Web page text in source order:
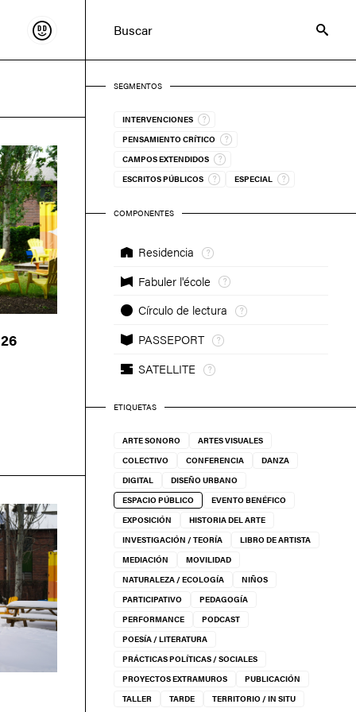
Sostenir Buscar
SEGMENTOS
INTERVENCIONES
PENSAMIENTO CRÍTICO
CAMPOS EXTENDIDOS
ESCRITOS PÚBLICOS
ESPECIAL
COMPONENTES
Residencia
Fabuler l'école
Círculo de lectura
PASSEPORT
SATELLITE
ETIQUETAS
ARTE SONORO
ARTES VISUALES
COLECTIVO
CONFERENCIA
DANZA
DIGITAL
DISEÑO URBANO
ESPACIO PÚBLICO
EVENTO BENÉFICO
EXPOSICIÓN
HISTORIA DEL ARTE
INVESTIGACIÓN / TEORÍA
LIBRO DE ARTISTA
MEDIACIÓN
MOVILIDAD
NATURALEZA / ECOLOGÍA
NIÑOS
PARTICIPATIVO
PEDAGOGÍA
PERFORMANCE
PODCAST
POESÍA / LITERATURA
PRÁCTICAS POLÍTICAS / SOCIALES
PROYECTOS EXTRAMUROS
PUBLICACIÓN
TALLER
TARDE TERRITORIO / IN SITU